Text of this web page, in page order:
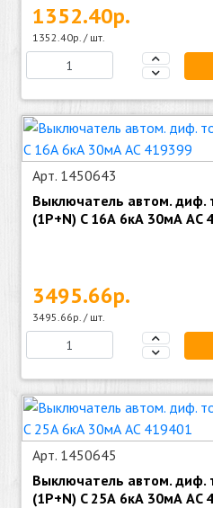
1352.40р.
1352.40р. / шт.
Арт. 1450643
Выключатель автом. диф.
(1P+N) C 16А 6кА 30мА AC
3495.66р.
3495.66р. / шт.
Арт. 1450645
Выключатель автом. диф.
(1P+N) C 25А 6кА 30мА AC